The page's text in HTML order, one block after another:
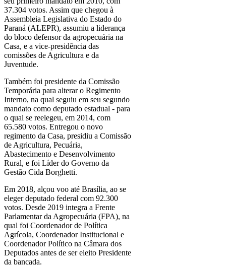
37.304 votos. Assim que chegou à
Assembleia Legislativa do Estado do
Paraná (ALEPR), assumiu a liderança
do bloco defensor da agropecuária na
Casa, e a vice-presidência das
comissões de Agricultura e da
Juventude.
Também foi presidente da Comissão
Temporária para alterar o Regimento
Interno, na qual seguiu em seu segundo
mandato como deputado estadual - para
o qual se reelegeu, em 2014, com
65.580 votos. Entregou o novo
regimento da Casa, presidiu a Comissão
de Agricultura, Pecuária,
Abastecimento e Desenvolvimento
Rural, e foi Líder do Governo da
Gestão Cida Borghetti.
Em 2018, alçou voo até Brasília, ao se
eleger deputado federal com 92.300
votos. Desde 2019 integra a Frente
Parlamentar da Agropecuária (FPA), na
qual foi Coordenador de Política
Agrícola, Coordenador Institucional e
Coordenador Político na Câmara dos
Deputados antes de ser eleito Presidente
da bancada.